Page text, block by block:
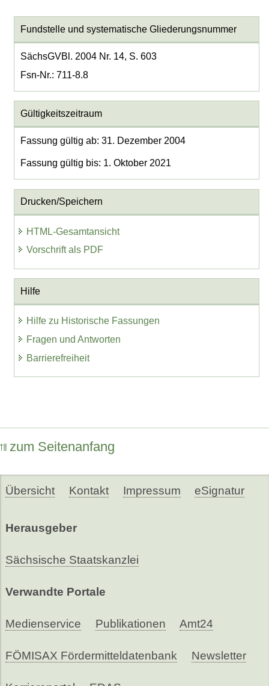
Fundstelle und systematische Gliederungsnummer
SächsGVBl. 2004 Nr. 14, S. 603
Fsn-Nr.: 711-8.8
Gültigkeitszeitraum
Fassung gültig ab: 31. Dezember 2004
Fassung gültig bis: 1. Oktober 2021
Drucken/Speichern
HTML-Gesamtansicht
Vorschrift als PDF
Hilfe
Hilfe zu Historische Fassungen
Fragen und Antworten
Barrierefreiheit
zum Seitenanfang
Übersicht Kontakt Impressum eSignatur
Herausgeber
Sächsische Staatskanzlei
Verwandte Portale
Medienservice Publikationen Amt24
FÖMISAX Fördermitteldatenbank Newsletter